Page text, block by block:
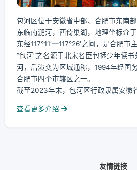
包河区位于安徽省中部、合肥市东南
东临南淝河，西倚巢湖，地理坐标介于
东经117°11′—117°26′之间，是合肥市
“包河”之名源于北宋名臣包拯少年读
河，后演变为区域通称，1994年经国
合肥市四个市辖区之一。
截至2023年末，包河区行政隶属安徽
查看更多介绍
友情链接